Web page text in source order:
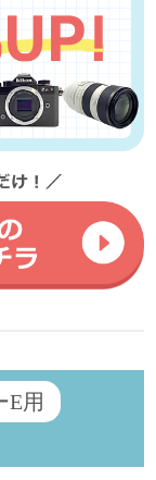
E用